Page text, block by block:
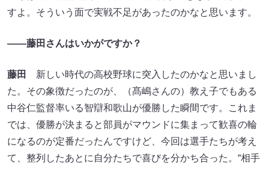
すよ。そういう面で実戦不足があったのかなと思います。
——藤田さんはいかがですか？
藤田
新しい時代の高校野球に突入したのかなと思いまし
た。その象徴だったのが、（髙嶋さんの）教え子でもある
中谷仁監督率いる智辯和歌山が優勝した瞬間です。これま
では、優勝が決まると部員がマウンドに集まって歓喜の輪
になるのが定番だったんですけど、今回は選手たちが考え
て、整列したあとに自分たちで喜びを分かち合った。“相手